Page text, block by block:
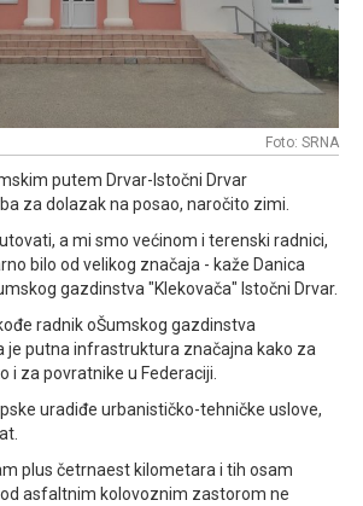
Foto: SRNA
putem Drvar-Istočni Drvar
za dolazak na posao, naročito zimi.
a mi smo većinom i terenski radnici,
bilo od velikog značaja - kaže Danica
gazdinstva "Klekovača" Istočni Drvar.
radnik oŠumskog gazdinstva
je putna infrastruktura značajna kako za
i za povratnike u Federaciji.
uradiđe urbanističko-tehničke uslove,
plus četrnaest kilometara i tih osam
asfaltnim kolovoznim zastorom ne